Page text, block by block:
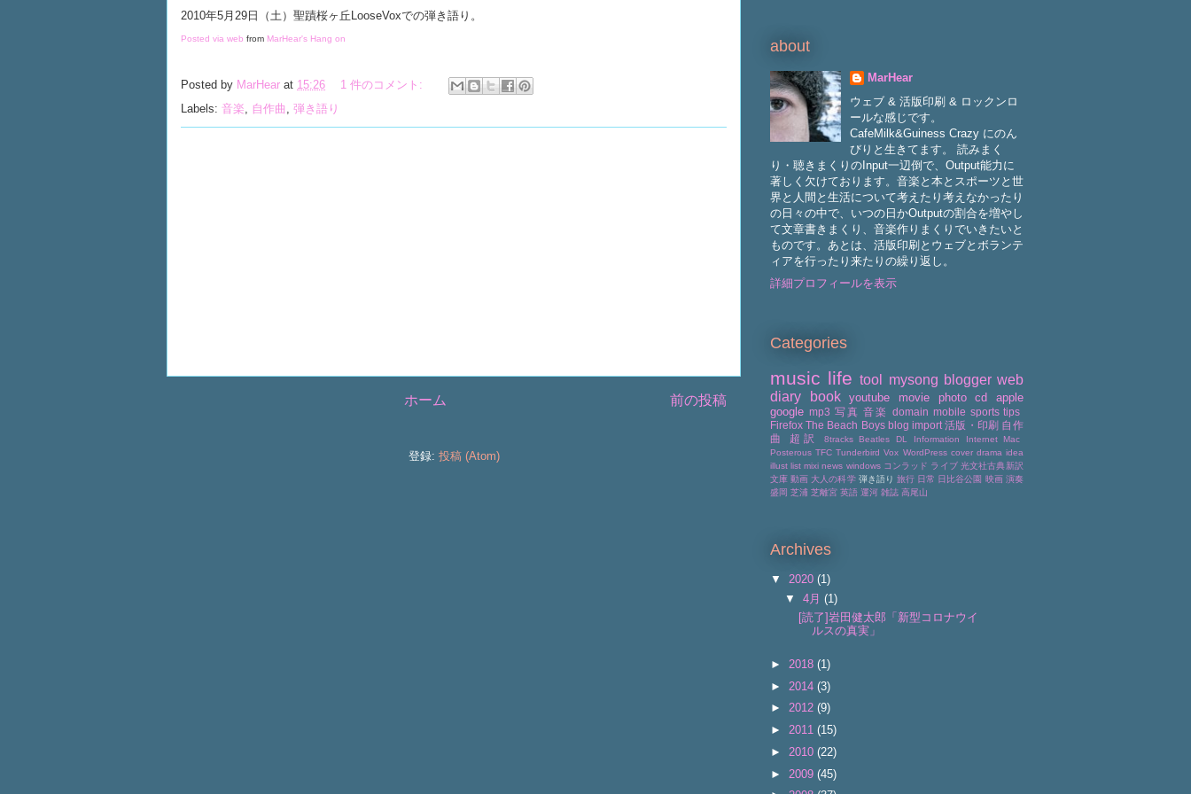
2010年5月29日（土）聖蹟桜ヶ丘LooseVoxでの弾き語り。
Posted via web from MarHear's Hang on
Posted by MarHear at 15:26
1 件のコメント:
Labels: 音楽 自作曲 弾き語り
前の投稿
ホーム
登録: 投稿 (Atom)
about
MarHear
ウェブ & 活版印刷 & ロックンロ
ールな感じです。
CafeMilk&Guiness Crazy にのん
びりと生きてます。 読みまく
り・聴きまくりのInput一辺倒で、Output能力に
著しく欠けております。音楽と本とスポーツと世
界と人間と生活について考えたり考えなかったり
の日々の中で、いつの日かOutputの割合を増やし
て文章書きまくり、音楽作りまくりでいきたいと
ものです。あとは、活版印刷とウェブとボランテ
ィアを行ったり来たりの繰り返し。
詳細プロフィールを表示
Categories
music life tool mysong blogger web
diary
book youtube movie photo cd
apple
google mp3 写真 音楽 domain mobile sports tips
Firefox The Beach Boys blog import 活版・印刷 自作
曲
超訳 8tracks Beatles DL Information Internet
Mac
Posterous TFC Tunderbird Vox WordPress cover drama idea
illust list mixi news windows コンラッド ライブ 光文社古典新訳
文庫 動画 大人の科学 弾き語り 旅行 日常 日比谷公園 映画 演奏
盛岡 芝浦 芝離宮 英語 運河 雑誌 高尾山
Archives
▼ 2020 (1)
▼ 4月 (1)
[読了]岩田健太郎「新型コロナウイ
ルスの真実」
► 2018 (1)
► 2014 (3)
► 2012 (9)
► 2011 (15)
► 2010 (22)
► 2009 (45)